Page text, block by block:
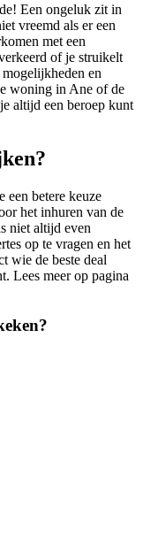
Een ongeluk zit in
vreemd als er een
met een
of je struikelt
en
woning in Ane of de
altijd een beroep kunt
een betere keuze
het inhuren van de
niet altijd even
op te vragen en het
wie de beste deal
Lees meer op pagina